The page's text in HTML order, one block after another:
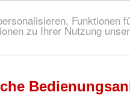
Funktionen
zu Ihrer Nutzung